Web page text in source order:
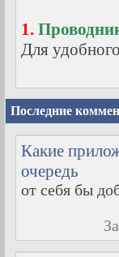
1.
Для
Последние
Какие
очередь
от себя бы